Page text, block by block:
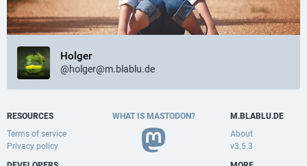
Holger
@holger@m.blablu.de
RESOURCES
Terms of service
Privacy policy
WHAT IS MASTODON?
M.BLABLU.DE
About
v3.5.3